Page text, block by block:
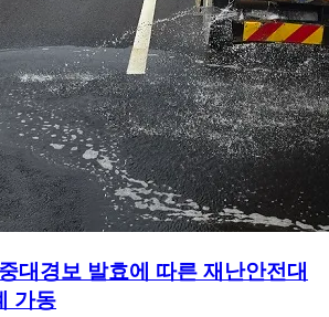
대경보 발효에 따른 재난안전대
가동